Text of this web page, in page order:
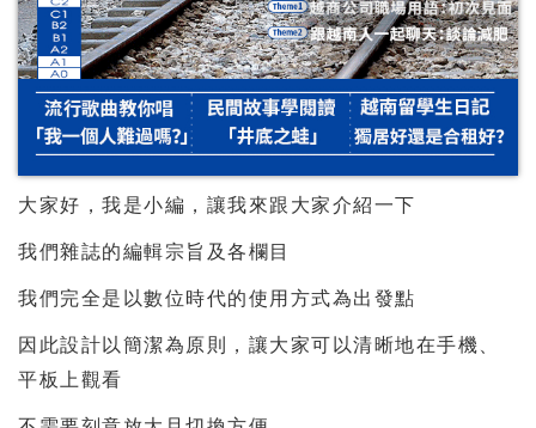
大家好，我是小編，讓我來跟大家介紹一下
我們雜誌的編輯宗旨及各欄目
我們完全是以數位時代的使用方式為出發點
因此設計以簡潔為原則，讓大家可以清晰地在手機、
平板上觀看